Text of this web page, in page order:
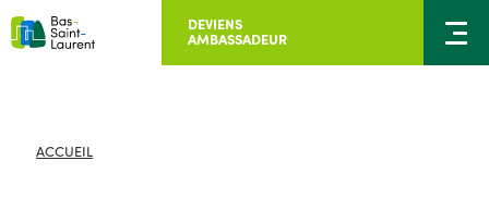
DEVIENS
AMBASSADEUR
ACCUEIL